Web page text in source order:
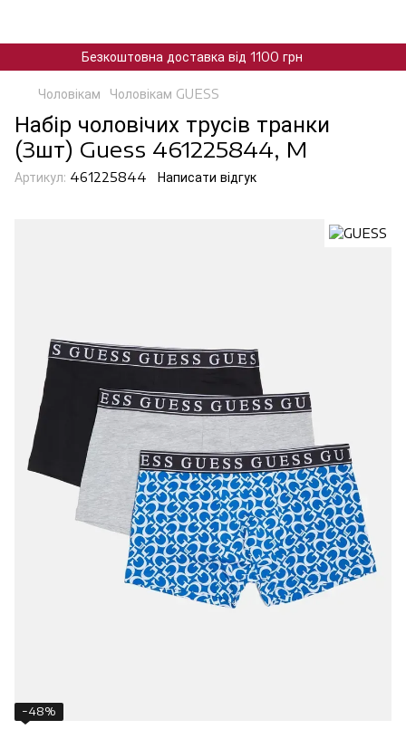
Безкоштовна доставка від 1100 грн
Чоловікам Чоловікам GUESS
Набір чоловічих трусів транки
(3шт) Guess 461225844, M
Артикул: 461225844 Написати відгук
−48%